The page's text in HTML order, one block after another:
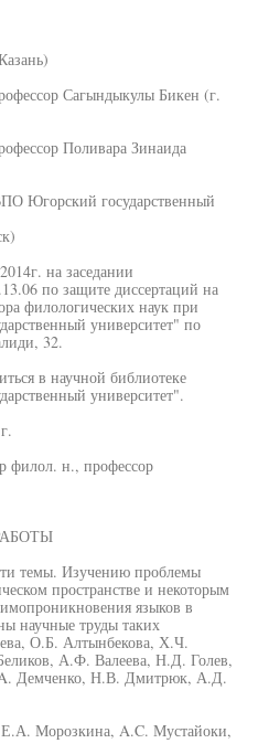
Сагындыкулы Бикен (г.
Поливара Зинаида
Югорский государственный
на заседании
по защите диссертаций на
филологических наук при
университет" по
32.
в научной библиотеке
университет".
филол. н., профессор
темы. Изучению проблемы
пространстве и некоторым
языков в
научные труды таких
О.Б. Алтынбекова, Х.Ч.
А.Ф. Валеева, Н.Д. Голев,
Демченко, Н.В. Дмитрюк, А.Д.
Морозкина, A.C. Мустайоки,